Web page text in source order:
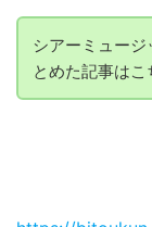
シアーミュージ
とめた記事はこ